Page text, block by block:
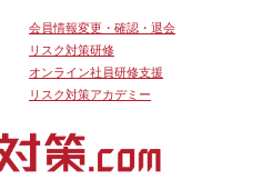
会員情報変更・確認・退会
リスク対策研修
オンライン社員研修支援
リスク対策アカデミー